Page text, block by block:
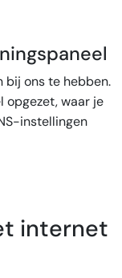
bij ons te hebben.
opgezet, waar je
instellingen
internet